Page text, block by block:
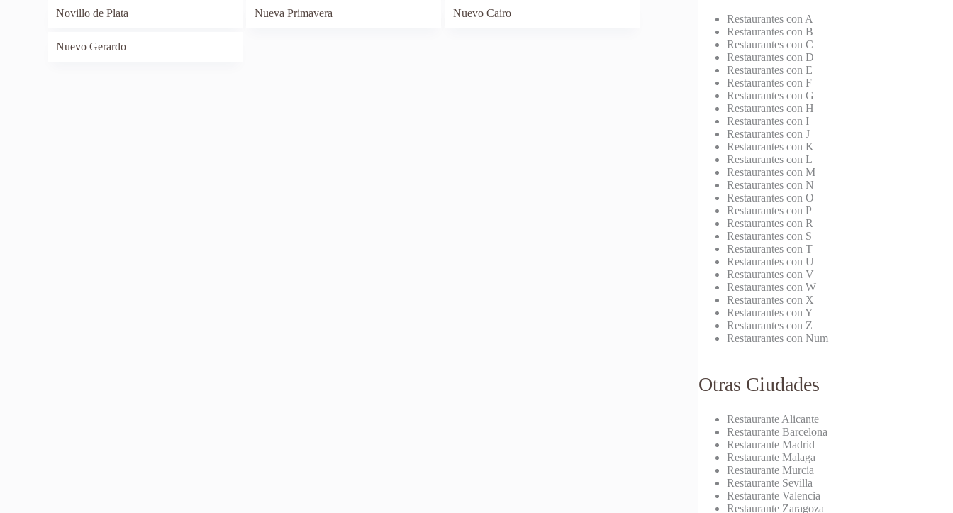
Novillo de Plata Nueva Primavera Nuevo Cairo
Nuevo Gerardo
Restaurantes con A
Restaurantes con B
Restaurantes con C
Restaurantes con D
Restaurantes con E
Restaurantes con F
Restaurantes con G
Restaurantes con H
Restaurantes con I
Restaurantes con J
Restaurantes con K
Restaurantes con L
Restaurantes con M
Restaurantes con N
Restaurantes con O
Restaurantes con P
Restaurantes con R
Restaurantes con S
Restaurantes con T
Restaurantes con U
Restaurantes con V
Restaurantes con W
Restaurantes con X
Restaurantes con Y
Restaurantes con Z
Restaurantes con Num
Otras Ciudades
Restaurante Alicante
Restaurante Barcelona
Restaurante Madrid
Restaurante Malaga
Restaurante Murcia
Restaurante Sevilla
Restaurante Valencia
Restaurante Zaragoza